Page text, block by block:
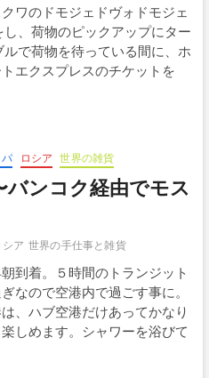
ワのドモジェドヴォドモジェ
し、荷物のピックアップにター
で荷物を待っている間に、ホ
エクスプレスのチケットを
ロシア 世界の雑貨
ンコク経由でモス
シア 世界の手仕事と雑貨
到着。５時間のトランジット
なので空港内で過ごす事に。
、ハブ空港だけあってかなり
しめます。シャワーを浴びて